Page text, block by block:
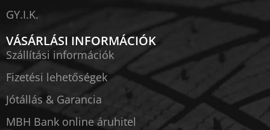
GY.I.K.
VÁSÁRLÁSI INFORMÁCIÓK
Szállítási információk
Fizetési lehetőségek
Jótállás & Garancia
MBH Bank online áruhitel